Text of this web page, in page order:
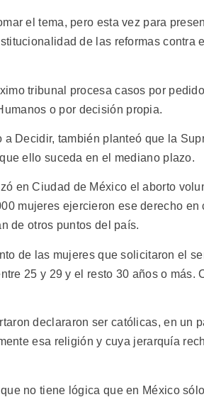
el tema, pero esta vez para
de las reformas contra
tribunal procesa casos por
o por decisión propia.
Decidir, también planteó que la
ello suceda en el mediano plazo.
en Ciudad de México el aborto
mujeres ejercieron ese derecho en
de otros puntos del país.
de las mujeres que solicitaron el
25 y 29 y el resto 30 años o más.
declararon ser católicas, en un
esa religión y cuya jerarquía
no tiene lógica que en México